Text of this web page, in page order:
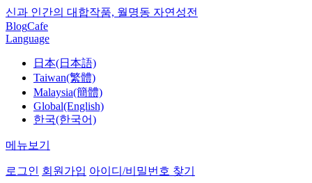
신과 인간의 대합작품, 월명동 자연성전
BlogCafe
Language
日本(日本語)
Taiwan(繁體)
Malaysia(簡體)
Global(English)
한국(한국어)
메뉴보기
로그인 회원가입 아이디/비밀번호 찾기